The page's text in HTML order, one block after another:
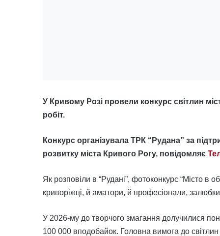
У Кривому Розі провели конкурс світлин
робіт.
Конкурс організувала ТРК “Рудана” за
розвитку міста Кривого Рогу, повідомляє
Як розповіли в “Рудані”, фотоконкурс “Місто в
криворіжці, й аматори, й професіонали,
У 2026-му до творчого змагання долучилися
100 000 вподобайок. Головна вимога до